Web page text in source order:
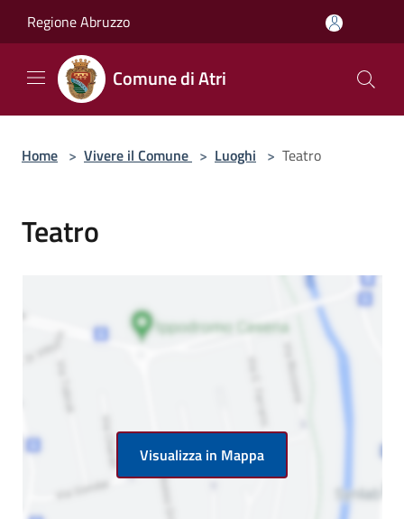
Regione Abruzzo
Comune di Atri
Home > Vivere il Comune > Luoghi > Teatro
Teatro
Visualizza in Mappa